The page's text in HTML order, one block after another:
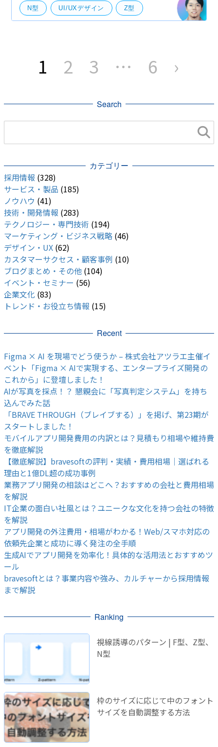
N型 UI/UXデザイン Z型
り
1 2 3 … 6 ›
Search
カテゴリー
採用情報 (328)
サービス・製品 (185)
ノウハウ (41)
技術・開発情報 (283)
テクノロジー・専門技術 (194)
マーケティング・ビジネス戦略 (46)
デザイン・UX (62)
カスタマーサクセス・顧客事例 (10)
ブログまとめ・その他 (104)
イベント・セミナー (56)
企業文化 (83)
トレンド・お役立ち情報 (15)
Recent
Figma × AI を現場でどう使うか – 株式会社アツラエ主催イ
ベント「Figma × AIで実現する、エンタープライズ開発の
これから」に登壇しました！
AIが写真を採点！？ 懇親会に「写真判定システム」を持ち
込んでみた話
「BRAVE THROUGH（ブレイブする）」を掲げ、第23期が
スタートしました！
モバイルアプリ開発費用の内訳とは？見積もり相場や維持費
を徹底解説
【徹底解説】bravesoftの評判・実績・費用相場｜選ばれる
理由と1億DL超の成功事例
業務アプリ開発の相談はどこへ？おすすめの会社と費用相場
を解説
IT企業の面白い社風とは？ユニークな文化を持つ会社の特徴
を解説
アプリ開発の外注費用・相場がわかる！Web/スマホ対応の
依頼先企業と成功に導く発注の全手順
生成AIでアプリ開発を効率化！具体的な活用法とおすすめツ
ール
bravesoftとは？事業内容や強み、カルチャーから採用情報
まで解説
Ranking
視線誘導のパターン | F型、Z型、
N型
枠のサイズに応じて中のフォント
サイズを自動調整する方法